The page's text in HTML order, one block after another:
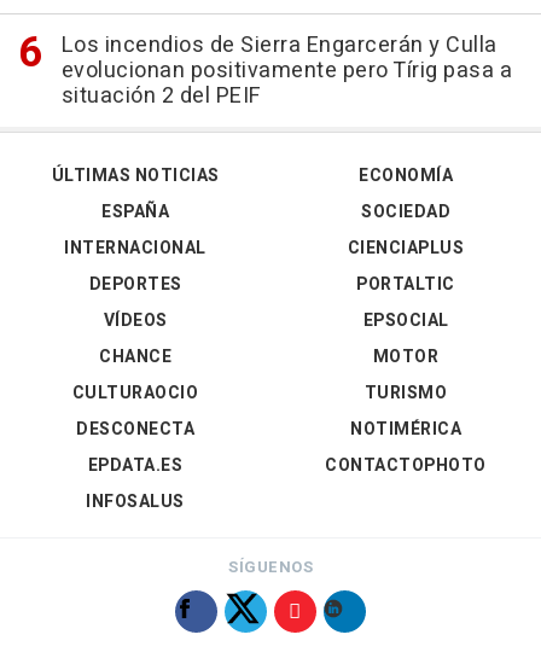
Los incendios de Sierra Engarcerán y Culla
evolucionan positivamente pero Tírig pasa a
situación 2 del PEIF
ÚLTIMAS NOTICIAS
ESPAÑA
INTERNACIONAL
DEPORTES
VÍDEOS
ECONOMÍA
SOCIEDAD
CIENCIAPLUS
PORTALTIC
EPSOCIAL
CHANCE
CULTURAOCIO
DESCONECTA
EPDATA.ES
INFOSALUS
MOTOR
TURISMO
NOTIMÉRICA
CONTACTOPHOTO
SÍGUENOS